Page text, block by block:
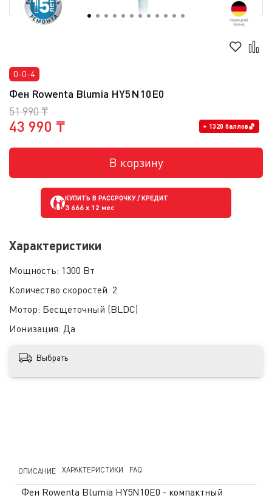
0-0-4
Фен Rowenta Blumia HY5N10E0
51 990 ₸
43 990 ₸ + 1320 баллов
В корзину
КУПИТЬ В РАССРОЧКУ / КРЕДИТ
3 666 x 12 мес
Характеристики
Мощность: 1300 Вт
Количество скоростей: 2
Мотор: Бесщеточный (BLDC)
Ионизация: Да
Выбрать
ОПИСАНИЕ ХАРАКТЕРИСТИКИ FAQ
Фен Rowenta Blumia HY5N10E0 - компактный